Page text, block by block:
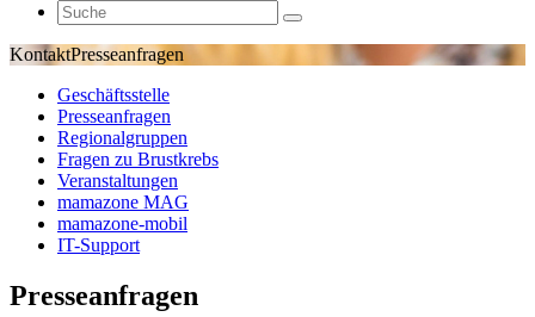
KontaktPresseanfragen
Geschäftsstelle
Presseanfragen
Regionalgruppen
Fragen zu Brustkrebs
Veranstaltungen
mamazone MAG
mamazone-mobil
IT-Support
Presseanfragen